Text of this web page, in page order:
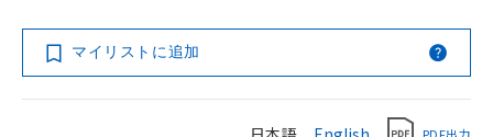
マイリストに追加
PDF出力